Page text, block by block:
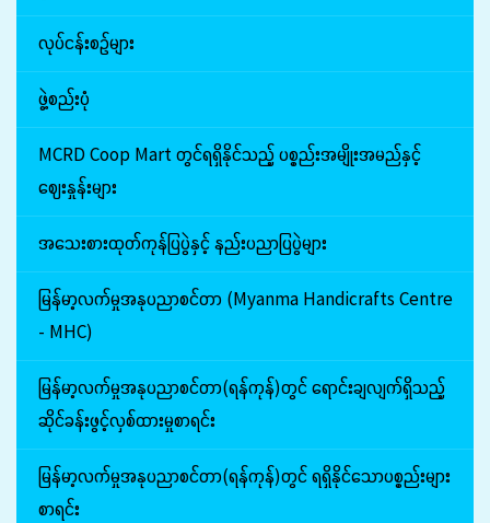
လုပ်ငန်းစဉ်များ
ဖွဲ့စည်းပုံ
MCRD Coop Mart တွင်ရရှိနိုင်သည့် ပစ္စည်းအမျိုးအမည်နှင့်
ဈေးနှုန်းများ
အသေးစားထုတ်ကုန်ပြပွဲနှင့် နည်းပညာပြပွဲများ
မြန်မာ့လက်မှုအနုပညာစင်တာ (Myanma Handicrafts Centre
- MHC)
မြန်မာ့လက်မှုအနုပညာစင်တာ(ရန်ကုန်)တွင် ရောင်းချလျက်ရှိသည့်
ဆိုင်ခန်းဖွင့်လှစ်ထားမှုစာရင်း
မြန်မာ့လက်မှုအနုပညာစင်တာ(ရန်ကုန်)တွင် ရရှိနိုင်သောပစ္စည်းများ
စာရင်း